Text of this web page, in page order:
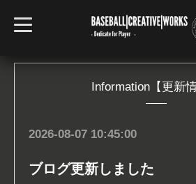
t
o
l
Information【更新情
2026-08-07 10:45:00
ブログ更新しました